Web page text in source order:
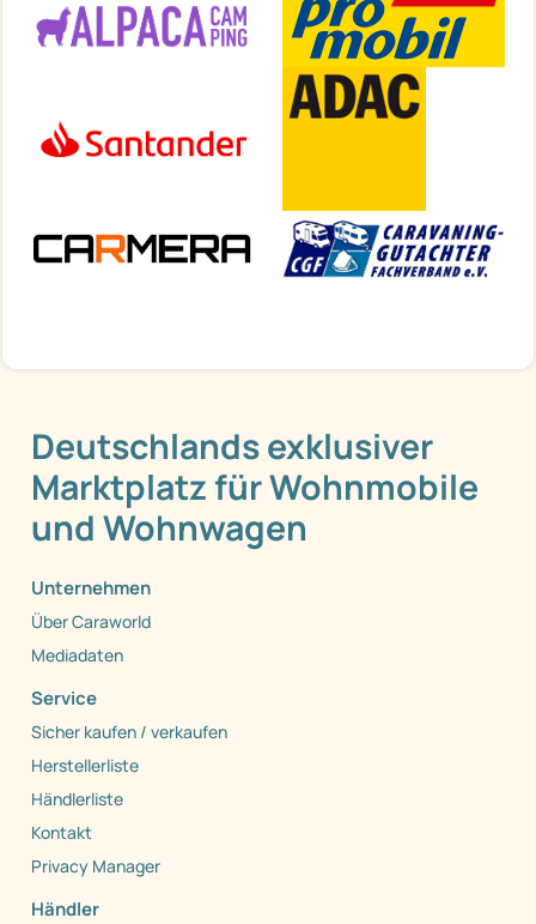
Deutschlands exklusiver
Marktplatz für Wohnmobile
und Wohnwagen
Unternehmen
Über Caraworld
Mediadaten
Service
Sicher kaufen / verkaufen
Herstellerliste
Händlerliste
Kontakt
Privacy Manager
Händler